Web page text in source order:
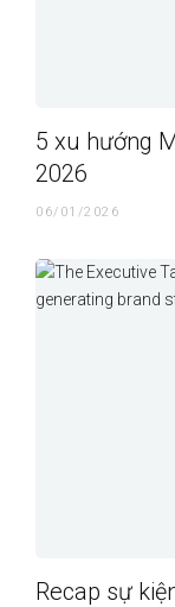
5 xu hướng
2026
06/01/2026
Recap sự